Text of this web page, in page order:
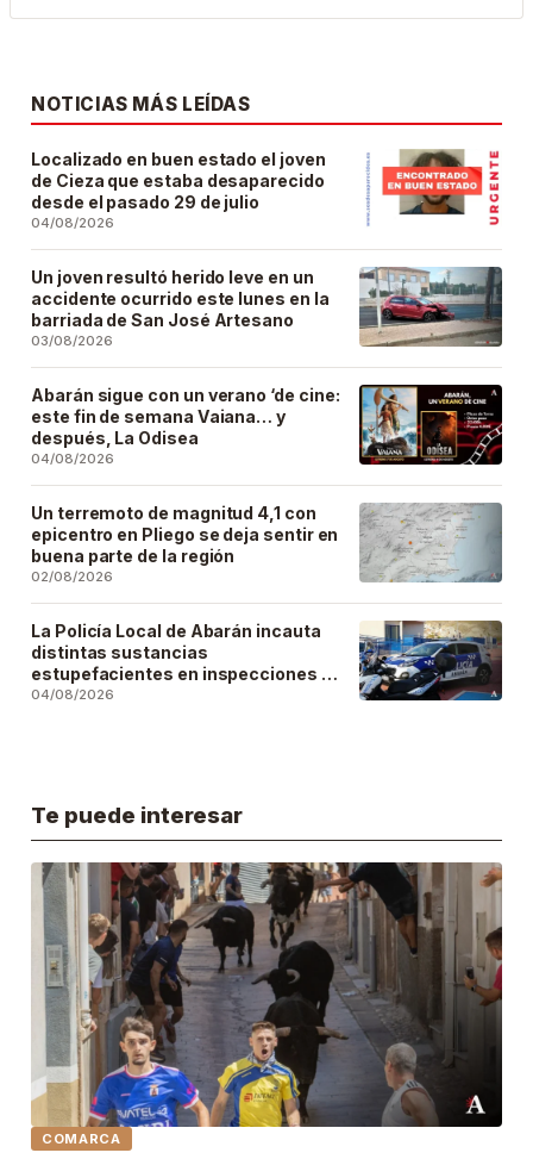
NOTICIAS MÁS LEÍDAS
Localizado en buen estado el joven
de Cieza que estaba desaparecido
desde el pasado 29 de julio
04/08/2026
Un joven resultó herido leve en un
accidente ocurrido este lunes en la
barriada de San José Artesano
03/08/2026
Abarán sigue con un verano ‘de cine:
este fin de semana Vaiana… y
después, La Odisea
04/08/2026
Un terremoto de magnitud 4,1 con
epicentro en Pliego se deja sentir en
buena parte de la región
02/08/2026
La Policía Local de Abarán incauta
distintas sustancias
estupefacientes en inspecciones a
locales públicos del municipio
04/08/2026
Te puede interesar
COMARCA